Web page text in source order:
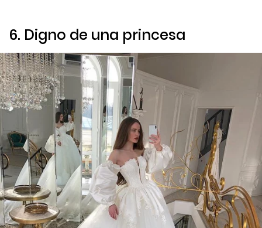
6. Digno de una princesa